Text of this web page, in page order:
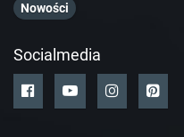
Nowości
Socialmedia